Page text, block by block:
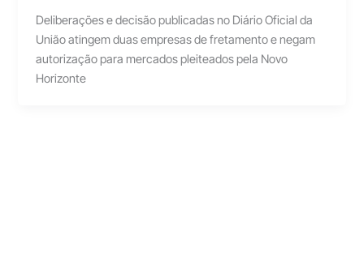
Deliberações e decisão publicadas no Diário Oficial da
União atingem duas empresas de fretamento e negam
autorização para mercados pleiteados pela Novo
Horizonte